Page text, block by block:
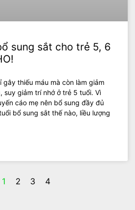
sung sắt cho trẻ 5, 6
gây thiếu máu mà còn làm giảm
suy giảm trí nhớ ở trẻ 5 tuổi. Vì
cáo mẹ nên bổ sung đầy đủ
bổ sung sắt thế nào, liều lượng
1 2 3 4